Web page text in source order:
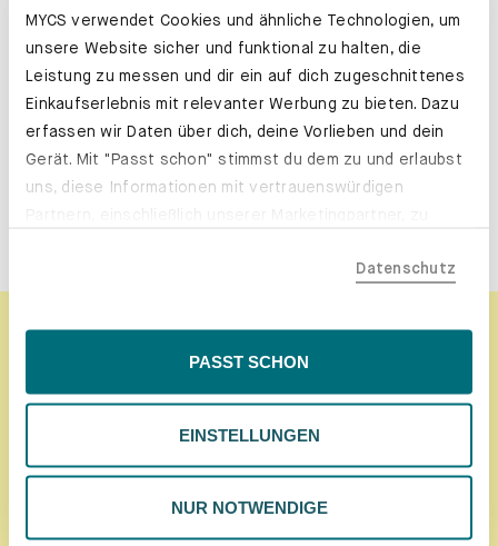
MYCS verwendet Cookies und ähnliche Technologien, um
unsere Website sicher und funktional zu halten, die
Leistung zu messen und dir ein auf dich zugeschnittenes
Einkaufserlebnis mit relevanter Werbung zu bieten. Dazu
erfassen wir Daten über dich, deine Vorlieben und dein
Gerät. Mit "Passt schon" stimmst du dem zu und erlaubst
uns, diese Informationen mit vertrauenswürdigen
der EU, beispielsweise in den USA, verarbeitet werden
Inhalte eingeschränkt sein könnten. Wähle
deiner Präferenzen. Du kannst deine Wahl jederzeit
ändern. Weitere Informationen findest du in unserer
Datenschutzrichtlinie.
Datenschutz
PASST SCHON
EINSTELLUNGEN
NUR NOTWENDIGE
Express-Produktion in 3 Wochen möglich
MEHR ERFAHREN